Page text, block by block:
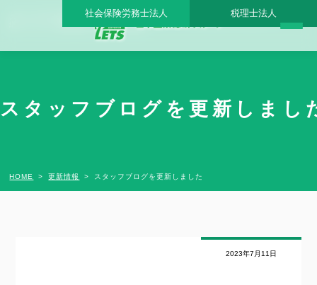
スタッフブログを更新しました - 日本医業総研グループ |日本医業総研｜医院開業・承
社会保険労務士法人 税理士法人
スタッフブログを更新しま
HOME 更新情報 スタッフブログを更新しました
2023年7月11日